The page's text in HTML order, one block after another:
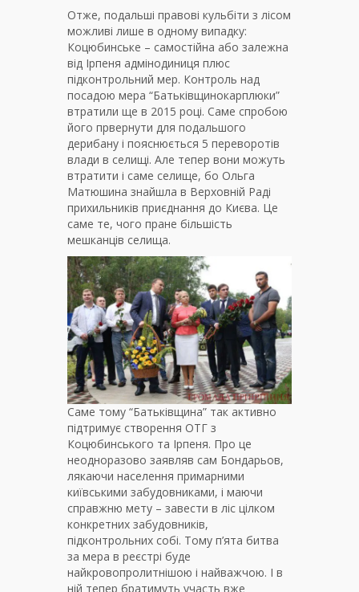
Отже, подальші правові кульбіти з лісом
можливі лише в одному випадку:
Коцюбинське – самостійна або залежна
від Ірпеня адмінодиниця плюс
підконтрольний мер. Контроль над
посадою мера “Батьківщинокарплюки”
втратили ще в 2015 році. Саме спробою
його првернути для подальшого
дерибану і пояснюється 5 переворотів
влади в селищі. Але тепер вони можуть
втратити і саме селище, бо Ольга
Матюшина знайшла в Верховній Раді
прихильників приєднання до Києва. Це
саме те, чого пране більшість
мешканців селища.
Саме тому “Батьківщина” так активно
підтримує створення ОТГ з
Коцюбинського та Ірпеня. Про це
неодноразово заявляв сам Бондарьов,
лякаючи населення примарними
київськими забудовниками, і маючи
справжню мету – завести в ліс цілком
конкретних забудовників,
підконтрольних собі. Тому п’ята битва
за мера в реєстрі буде
найкровопролитнішою і найважчою. І в
ній тепер братимуть участь вже